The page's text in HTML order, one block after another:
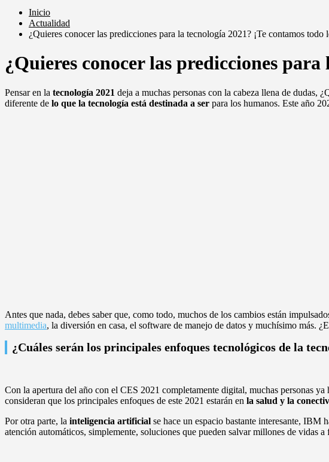
Inicio
Actualidad
¿Quieres conocer las predicciones para la tecnología 2021? ¡Te contamos todo
¿Quieres conocer las predicciones
Pensar en la tecnología 2021 deja a muchas personas con la cabeza llena de dudas,
diferente de lo que la tecnología está destinada a ser para los humanos. Este año
Antes que nada, debes saber que, como todo, muchos de los cambios están
multimedia, la diversión en casa, el software de manejo de datos y muchísimo más.
¿Cuáles serán los principales enfoques tecnológicos de la
Con la apertura del año con el CES 2021 completamente digital, muchas personas
consideran que los principales enfoques de este 2021 estarán en la salud y la
Por otra parte, la inteligencia artificial se hace un espacio bastante interesante, IBM
atención automáticos, simplemente, soluciones que pueden salvar millones de vidas a